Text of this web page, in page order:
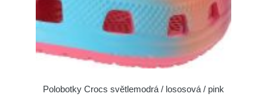
Polobotky Crocs světlemodrá / lososová / pink